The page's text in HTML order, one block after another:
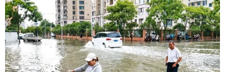
Tổng Biên tập: TRẦN TIẾN DUẨN
Phó Tổng Biên tập: NGUYỄN THỊ TÁM, KHÚC THANH
THỦY
Sở hữu trí tuệ
Quy định sử dụng